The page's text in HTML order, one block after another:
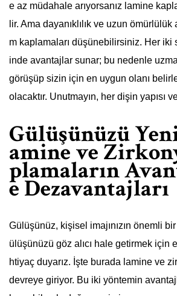
e az müdahale arıyorsanız lamine
lir. Ama dayanıklılık ve uzun ömürlülük
m kaplamaları düşünebilirsiniz. Her iki
inde avantajlar sunar; bu nedenle
görüşüp sizin için en uygun olanı
olacaktır. Unutmayın, her dişin yapısı
Gülüşünüzü
amine ve
plamaların
e Dezavantajları
Gülüşünüz, kişisel imajınızın önemli bir
ülüşünüzü göz alıcı hale getirmek için
htiyaç duyarız. İşte burada lamine ve
devreye giriyor. Bu iki yöntemin